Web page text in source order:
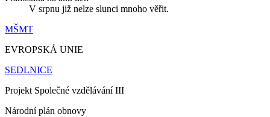
V srpnu již nelze slunci mnoho věřit.
MŠMT
EVROPSKÁ UNIE
SEDLNICE
Projekt Společné vzdělávání III
Národní plán obnovy